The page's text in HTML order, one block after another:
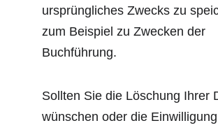
ursprüngliches Zwecks zu
zum Beispiel zu Zwecken der
Buchführung.
Sollten Sie die Löschung Ihrer
wünschen oder die